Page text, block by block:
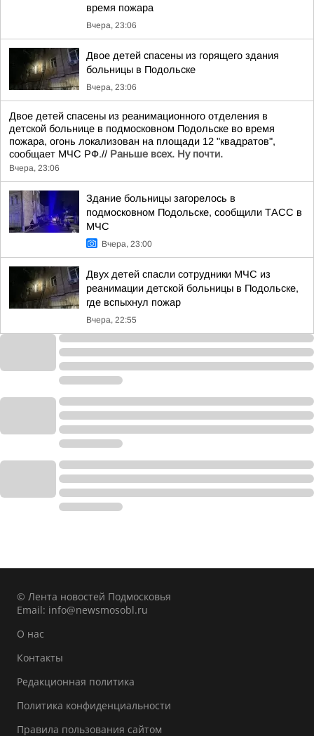
время пожара
Вчера, 23:06
Двое детей спасены из горящего здания
больницы в Подольске
Вчера, 23:06
Двое детей спасены из реанимационного отделения в
детской больнице в подмосковном Подольске во время
пожара, огонь локализован на площади 12 "квадратов",
сообщает МЧС РФ.// Раньше всех. Ну почти.
Вчера, 23:06
Здание больницы загорелось в
подмосковном Подольске, сообщили ТАСС в
МЧС
Вчера, 23:00
Двух детей спасли сотрудники МЧС из
реанимации детской больницы в Подольске,
где вспыхнул пожар
Вчера, 22:55
© Лента новостей Подмосковья
Email: info@newsmosobl.ru
О нас
Контакты
Редакционная политика
Политика конфиденциальности
Правила пользования сайтом